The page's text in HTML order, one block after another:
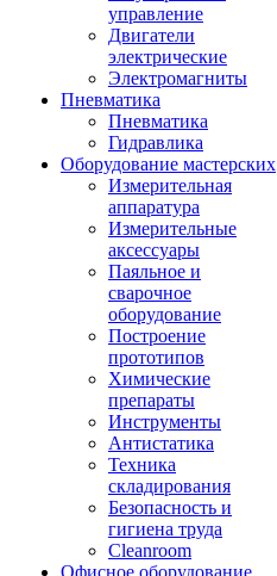
управление
Двигатели
электрические
Электромагниты
Пневматика
Пневматика
Гидравлика
Оборудование мастерских
Измерительная
аппаратура
Измерительные
аксессуары
Паяльное и
сварочное
оборудование
Построение
прототипов
Химические
препараты
Инструменты
Aнтистатика
Техника
складирования
Безопасность и
гигиена труда
Cleanroom
Офисное оборудование